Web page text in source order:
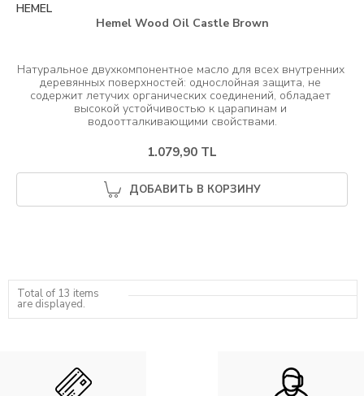
HEMEL
Hemel Wood Oil Castle Brown
Натуральное двухкомпонентное масло для всех внутренних
деревянных поверхностей: однослойная защита, не
содержит летучих органических соединений, обладает
высокой устойчивостью к царапинам и
1.079,90 TL
ДОБАВИТЬ В КОРЗИНУ
Total of 13 items
are displayed.